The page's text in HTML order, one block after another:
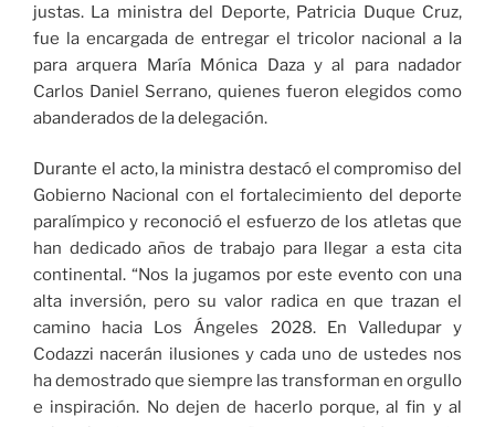
justas. La ministra del Deporte, Patricia Duque Cruz,
fue la encargada de entregar el tricolor nacional a la
para arquera María Mónica Daza y al para nadador
Carlos Daniel Serrano, quienes fueron elegidos como
abanderados de la delegación.
Durante el acto, la ministra destacó el compromiso del
Gobierno Nacional con el fortalecimiento del deporte
paralímpico y reconoció el esfuerzo de los atletas que
han dedicado años de trabajo para llegar a esta cita
continental. “Nos la jugamos por este evento con una
alta inversión, pero su valor radica en que trazan el
camino hacia Los Ángeles 2028. En Valledupar y
Codazzi nacerán ilusiones y cada uno de ustedes nos
ha demostrado que siempre las transforman en orgullo
e inspiración. No dejen de hacerlo porque, al fin y al